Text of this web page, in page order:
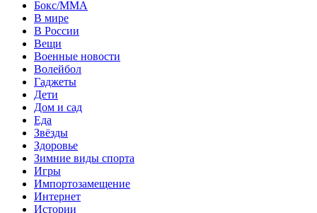
Бокс/MMA
В мире
В России
Вещи
Военные новости
Волейбол
Гаджеты
Дети
Дом и сад
Еда
Звёзды
Здоровье
Зимние виды спорта
Игры
Импортозамещение
Интернет
Истории